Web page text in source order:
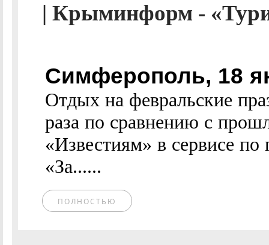
| Крыминформ -
Симферополь, 18
Отдых на февральские
раза по сравнению с
«Известиям» в сервисе по
«За......
ПОЛНОСТЬЮ